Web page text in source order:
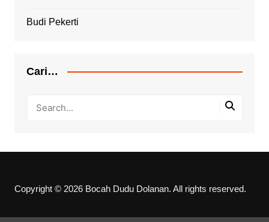
Budi Pekerti
Cari…
Copyright © 2026 Bocah Dudu Dolanan. All rights reserved.